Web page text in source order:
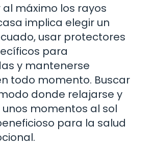
máximo los rayos
implica elegir un
usar protectores
para
y mantenerse
todo momento. Buscar
donde relajarse y
momentos al sol
para la salud